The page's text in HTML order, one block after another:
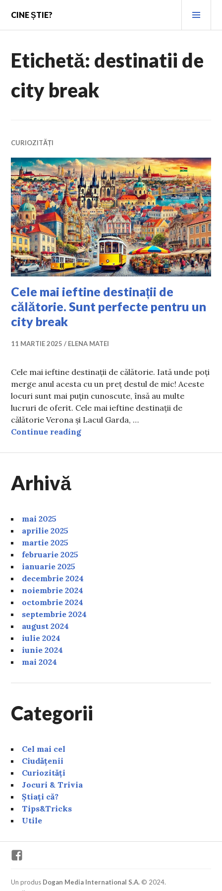
content
CINE ȘTIE?
Etichetă: destinatii de
city break
CURIOZITĂȚI
Cele mai ieftine destinații de
călătorie. Sunt perfecte pentru un
city break
11 MARTIE 2025 ELENA MATEI
Cele mai ieftine destinații de călătorie. Iată unde poți
merge anul acesta cu un preț destul de mic! Aceste
locuri sunt mai puțin cunoscute, însă au multe
lucruri de oferit. Cele mai ieftine destinații de
călătorie Verona și Lacul Garda, …
Continue readingCele mai ieftine destinații de
Arhivă
mai 2025
aprilie 2025
martie 2025
februarie 2025
ianuarie 2025
decembrie 2024
noiembrie 2024
octombrie 2024
septembrie 2024
august 2024
iulie 2024
iunie 2024
mai 2024
Categorii
Cel mai cel
Ciudățenii
Curiozități
Jocuri & Trivia
Știați că?
Tips&Tricks
Utile
Un produs Dogan Media International S.A. © 2024.